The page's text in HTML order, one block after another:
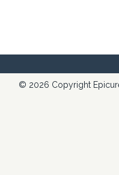
© 2026 Copyright